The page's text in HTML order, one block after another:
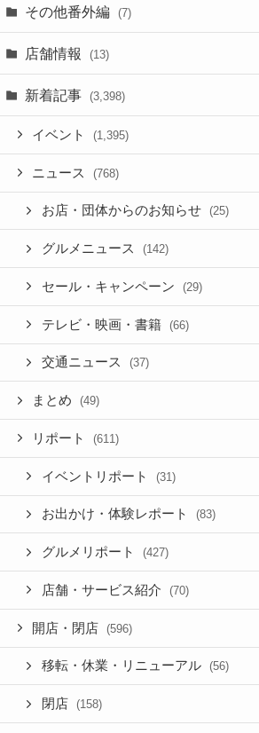
その他番外編 (7)
店舗情報 (13)
新着記事 (3,398)
イベント (1,395)
ニュース (768)
お店・団体からのお知らせ (25)
グルメニュース (142)
セール・キャンペーン (29)
テレビ・映画・書籍 (66)
交通ニュース (37)
まとめ (49)
リポート (611)
イベントリポート (31)
お出かけ・体験レポート (83)
グルメリポート (427)
店舗・サービス紹介 (70)
開店・閉店 (596)
移転・休業・リニューアル (56)
閉店 (158)